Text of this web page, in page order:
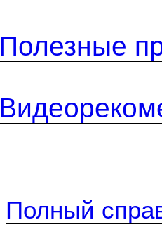
Полезные
Полный